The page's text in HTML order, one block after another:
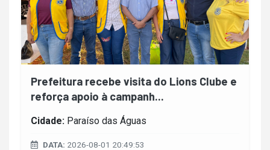
Prefeitura recebe visita do Lions Clube e
reforça apoio à campanh...
Cidade: Paraíso das Águas
DATA: 2026-08-01 20:49:53